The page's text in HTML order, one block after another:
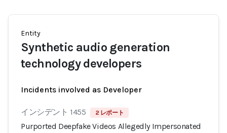
Entity
Synthetic audio generation
technology developers
Incidents involved as Developer
インシデント 1455 2 レポート
Purported Deepfake Videos Allegedly Impersonated